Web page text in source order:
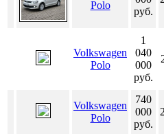
Polo
руб.
Volkswagen
Polo
1
040
000
руб.
Volkswagen
Polo
740
000
руб.